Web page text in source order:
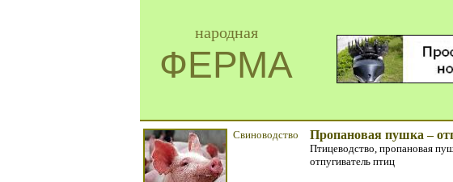
народная
ФЕРМА
Свиноводство Пропановая пушка –
Птицеводство, пропановая
отпугиватель птиц